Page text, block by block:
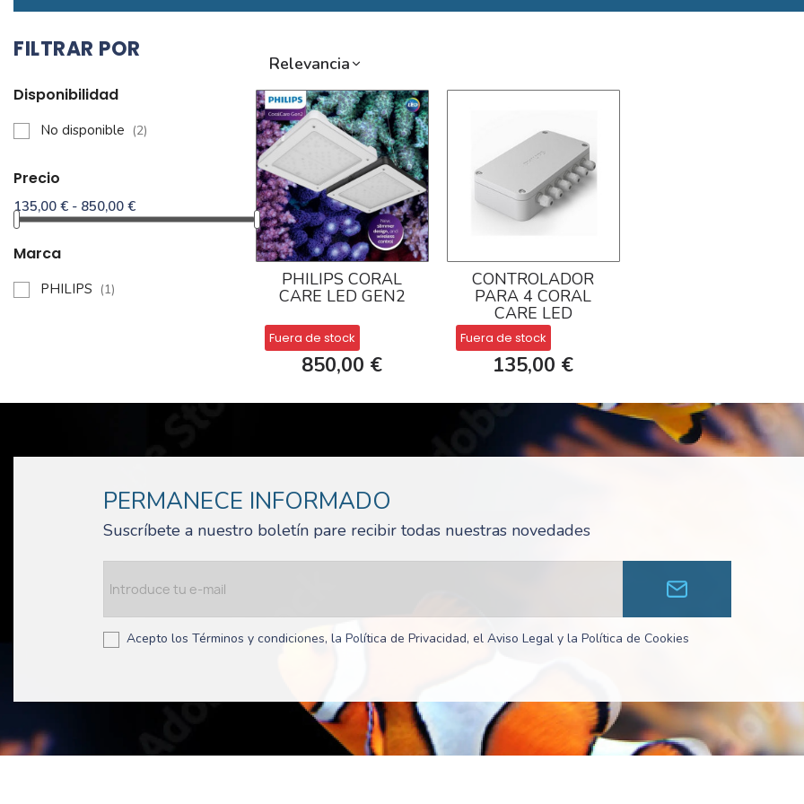
FILTRAR POR
Disponibilidad
No disponible (2)
Precio
135,00 € - 850,00 €
Marca
PHILIPS (1)
Relevancia
PHILIPS CORAL
CARE LED GEN2
Fuera de stock
850,00 €
CONTROLADOR
PARA 4 CORAL
CARE LED
Fuera de stock
135,00 €
PERMANECE INFORMADO
Suscríbete a nuestro boletín pare recibir todas nuestras novedades
Acepto los Términos y condiciones, la Política de Privacidad, el Aviso Legal y la Política de Cookies